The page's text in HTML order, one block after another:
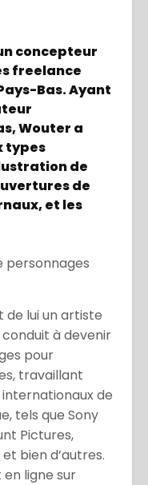
concepteur
freelance
Bas. Ayant
Wouter a
types
de
de
et les
personnages
lui un artiste
à devenir
pour
travaillant
de
tels que Sony
Pictures,
bien d’autres.
ligne sur